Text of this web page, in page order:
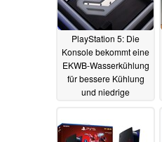
PlayStation 5: Die
Konsole bekommt eine
EKWB-Wasserkühlung
für bessere Kühlung
und niedrige